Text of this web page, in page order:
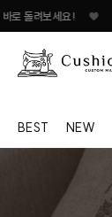
일 터지는 룰렛이벤트
BEST NEW